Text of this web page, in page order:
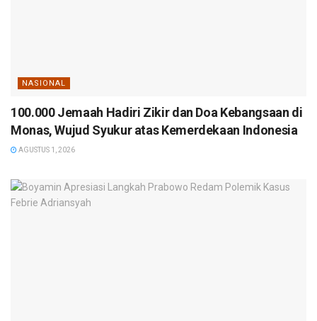
NASIONAL
100.000 Jemaah Hadiri Zikir dan Doa Kebangsaan di
Monas, Wujud Syukur atas Kemerdekaan Indonesia
AGUSTUS 1, 2026